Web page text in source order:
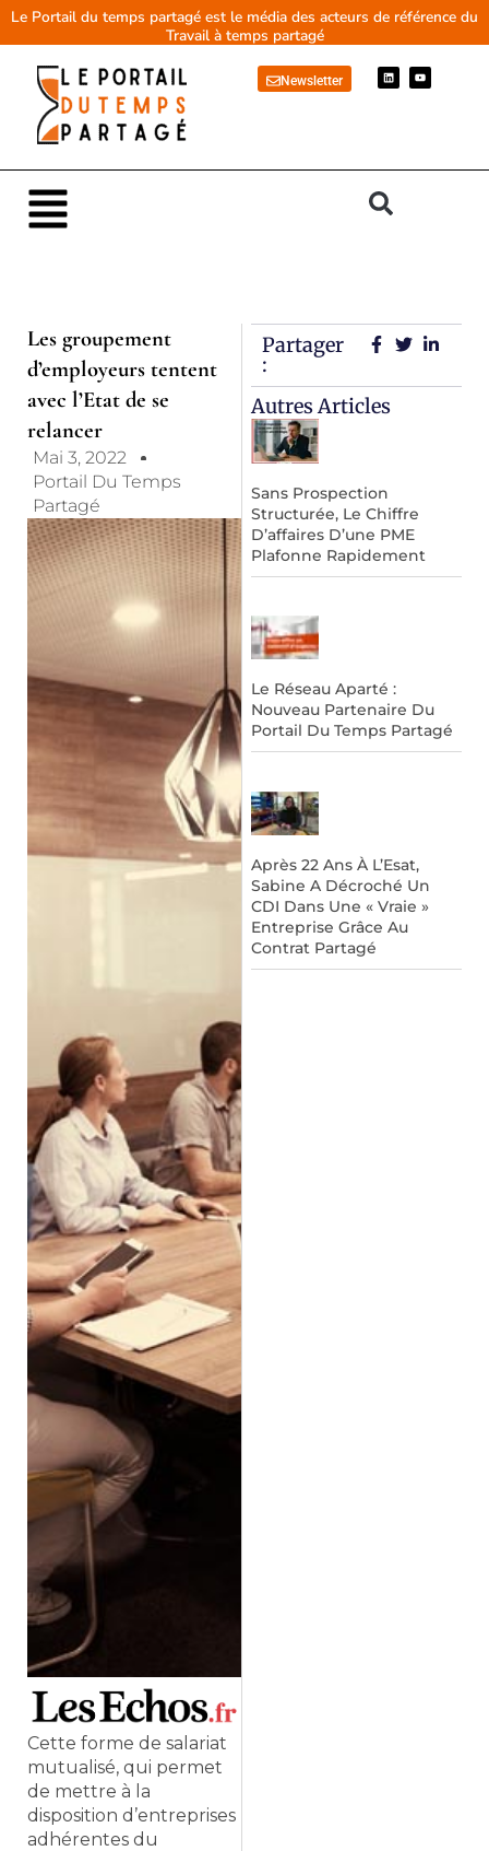
AllerLe Portail du temps partagé est le média des acteurs de référence du
Travail à temps partagé
Newsletter
L
i
n
Y
o
u
Main
Menu
Les groupement
d’employeurs tentent
avec l’Etat de se
relancer
Mai 3, 2022
Portail Du Temps
Partagé
Cette forme de salariat
mutualisé, qui permet
de mettre à la
disposition d’entreprises
adhérentes du
Partager
:
Autres Articles
Sans Prospection
Structurée, Le Chiffre
D’affaires D’une PME
Plafonne Rapidement
Le Réseau Aparté :
Nouveau Partenaire Du
Portail Du Temps Partagé
Après 22 Ans À L’Esat,
Sabine A Décroché Un
CDI Dans Une « Vraie »
Entreprise Grâce Au
Contrat Partagé